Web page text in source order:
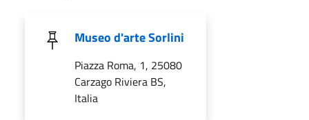
Museo d'arte Sorlini
Piazza Roma, 1, 25080
Carzago Riviera BS,
Italia